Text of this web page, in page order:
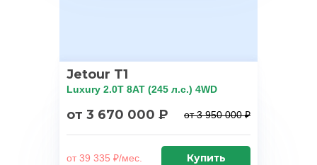
Jetour T1
Luxury 2.0T 8AT (245 л.с.) 4WD
от 3 670 000 ₽ от 3 950 000 ₽
от 39 335 ₽/мес. Купить